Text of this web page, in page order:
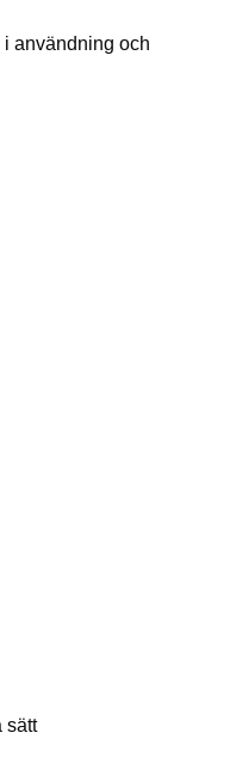
användning och
sätt